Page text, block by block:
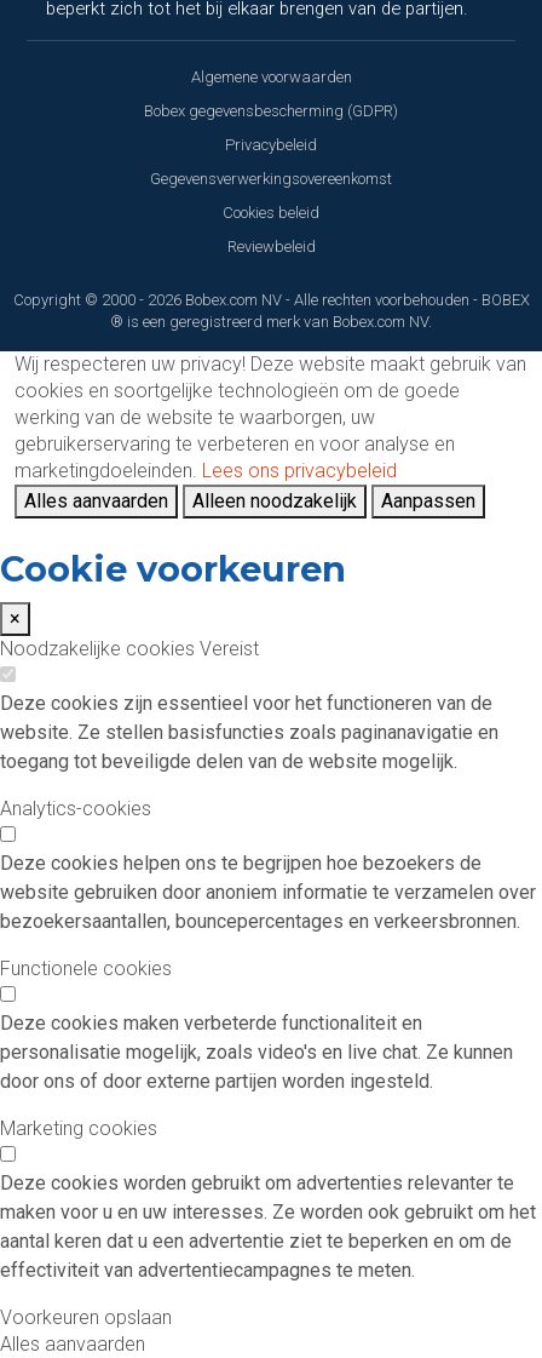
beperkt zich tot het bij elkaar brengen van de partijen.
Algemene voorwaarden
Bobex gegevensbescherming (GDPR)
Privacybeleid
Gegevensverwerkingsovereenkomst
Cookies beleid
Reviewbeleid
Copyright © 2000 - 2026 Bobex.com NV - Alle rechten voorbehouden - BOBEX
® is een geregistreerd merk van Bobex.com NV.
Wij respecteren uw privacy! Deze website maakt gebruik van
cookies en soortgelijke technologieën om de goede
werking van de website te waarborgen, uw
gebruikerservaring te verbeteren en voor analyse en
marketingdoeleinden. Lees ons privacybeleid
Alles aanvaarden
Alleen noodzakelijk Aanpassen
Cookie voorkeuren
×
Noodzakelijke cookies Vereist
Deze cookies zijn essentieel voor het functioneren van de
website. Ze stellen basisfuncties zoals paginanavigatie en
toegang tot beveiligde delen van de website mogelijk.
Analytics-cookies
Deze cookies helpen ons te begrijpen hoe bezoekers de
website gebruiken door anoniem informatie te verzamelen over
bezoekersaantallen, bouncepercentages en verkeersbronnen.
Functionele cookies
Deze cookies maken verbeterde functionaliteit en
personalisatie mogelijk, zoals video's en live chat. Ze kunnen
door ons of door externe partijen worden ingesteld.
Marketing cookies
Deze cookies worden gebruikt om advertenties relevanter te
maken voor u en uw interesses. Ze worden ook gebruikt om het
aantal keren dat u een advertentie ziet te beperken en om de
effectiviteit van advertentiecampagnes te meten.
Voorkeuren opslaan
Alles aanvaarden